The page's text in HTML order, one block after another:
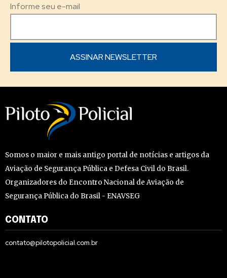
Informe seu e-mail
Somos o maior e mais antigo portal de notícias e artigos da
Aviação de Segurança Pública e Defesa Civil do Brasil.
Organizadores do Encontro Nacional de Aviação de
Segurança Pública do Brasil - ENAVSEG
CONTATO
contato@pilotopolicial.com.br